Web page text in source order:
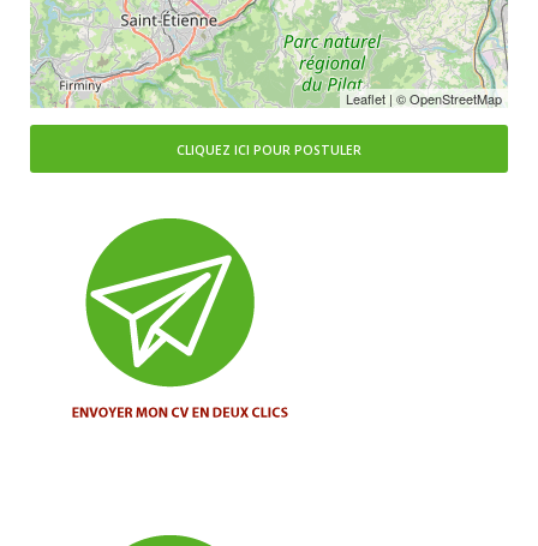
Leaflet | ©OpenStreetMap
CLIQUEZ ICI POUR POSTULER